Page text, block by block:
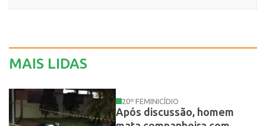
MAIS LIDAS
20º FEMINICÍDIO
Após discussão, homem